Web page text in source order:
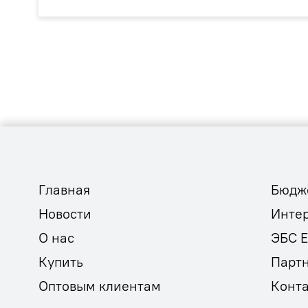
Главная
Новости
О нас
Купить
Оптовым клиентам
ЭБС